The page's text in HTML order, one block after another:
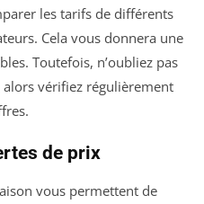
les tarifs de différents
Cela vous donnera une
Toutefois, n’oubliez pas
vérifiez régulièrement
de prix
vous permettent de